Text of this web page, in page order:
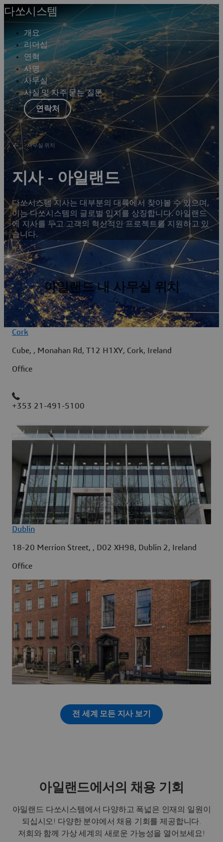
다쏘시스템
개요
리더십
연혁
사명
사무실
사실 및 자주 묻는 질문
연락처
사무실 위치
지사 - 아일랜드
다쏘시스템 지사는 대부분의 대륙에서 찾아볼 수 있으며,
이는 다쏘시스템의 글로벌 입지를 상징합니다. 아일랜드
에 지사를 두고 고객의 혁신적인 프로젝트를 지원하고 있
습니다.
아일랜드 내 사무실 위치
Cork
Cube, , Monahan Rd, T12 H1XY, Cork, Ireland
Office
+353 21-491-5100
Dublin
18-20 Merrion Street, , D02 XH98, Dublin 2, Ireland
Office
전 세계 모든 지사 보기
아일랜드에서의 채용 기회
아일랜드 다쏘시스템에서 다양하고 폭넓은 인재의 일원이
되십시오! 다양한 분야에서 채용 기회를 제공합니다.
저희와 함께 가상 세계의 새로운 가능성을 열어보세요!